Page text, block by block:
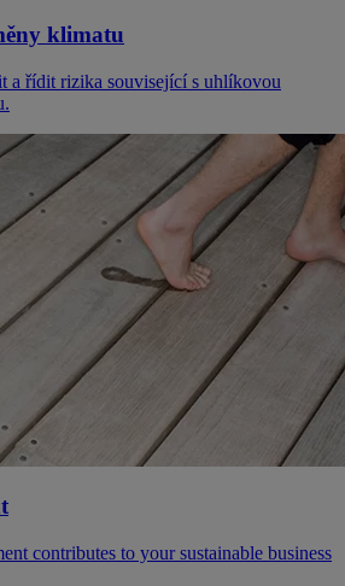
klimatu
a řídit rizika související s uhlíkovou
contributes to your sustainable business